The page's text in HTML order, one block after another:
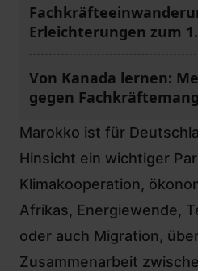
Erleichterungen zum
Von Kanada lernen:
gegen
Marokko ist für
Hinsicht ein wichtiger
Klimakooperation,
Afrikas, Energiewende,
oder auch Migration,
Zusammenarbeit